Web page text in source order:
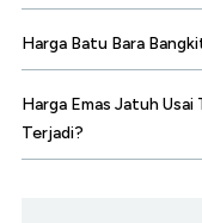
Harga Batu Bara
Harga Emas Jatuh
Terjadi?